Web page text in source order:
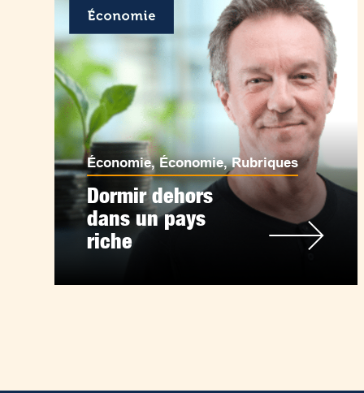
Économie,Économie,Rubriques
Dormir dehors
dans un pays
riche